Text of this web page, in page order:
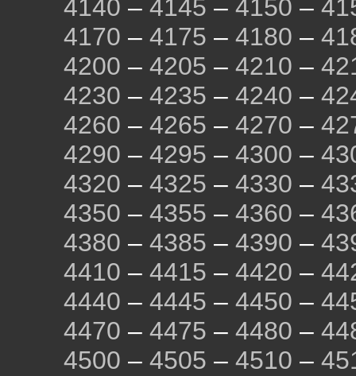
4140 – 4145 – 4150 –
4170 – 4175 – 4180 –
4200 – 4205 – 4210 –
4230 – 4235 – 4240 –
4260 – 4265 – 4270 –
4290 – 4295 – 4300 –
4320 – 4325 – 4330 –
4350 – 4355 – 4360 –
4380 – 4385 – 4390 –
4410 – 4415 – 4420 –
4440 – 4445 – 4450 –
4470 – 4475 – 4480 –
4500 – 4505 – 4510 –